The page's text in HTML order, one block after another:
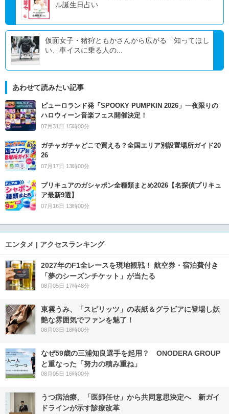
ル誕生日占い
仮面女子・猪狩ともかさんから広がる「知ってほし
い、車イスに乗る人の...
あわせて読みたい記事
ピューロランド発「SPOOKY PUMPKIN 2026」一夜限りの
ハロウィーン音楽フェス開催決定！
07月31日 15時00分
ガチャガチャどこで買える？全国エリア別設置場所ガイド20
26
07月17日 13時00分
プリキュアのガシャポン全種類まとめ2026【名探偵プリキュ
ア最新9選】
07月16日 13時00分
エンタメ | アクセスランキング
2027年のF1全レースを現地観戦！ 航空券・宿泊費付き
「夢のシーズンチケット」が当たる
08月05日 17時48分
東雲うみ、「スピリッツ」の表紙＆グラビアに登場し妖
艶な雰囲気でファンを魅了！
08月03日 18時00分
なぜ59歳の三浦知良選手を起用？ ONODERA GROUP
と重なった「努力の積み重ね」
08月05日 16時00分
うつ病治療、「医師任せ」から共同意思決定へ 新ガイ
ドラインが示す診療改革